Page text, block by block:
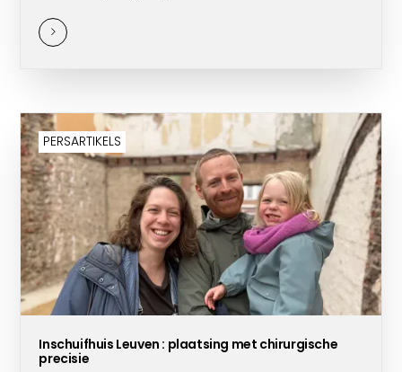
PERSARTIKELS
Inschuifhuis Leuven : plaatsing met chirurgische
precisie